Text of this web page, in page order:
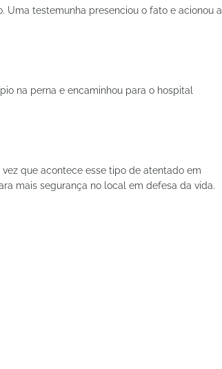
Uma testemunha presenciou o fato e acionou a
na perna e encaminhou para o hospital
que acontece esse tipo de atentado em
mais segurança no local em defesa da vida.